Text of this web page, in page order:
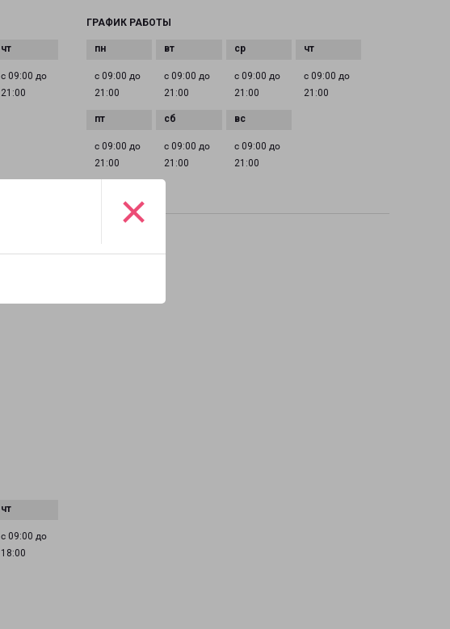
×
с 09:00 до
21:00
ГРАФИК РАБОТЫ
с 09:00 до
21:00
с 09:00 до
21:00
с 09:00 до
21:00
с 09:00 до
21:00
с 09:00 до
21:00
с 09:00 до
21:00
с 09:00 до
21:00
с 09:00 до
18:00